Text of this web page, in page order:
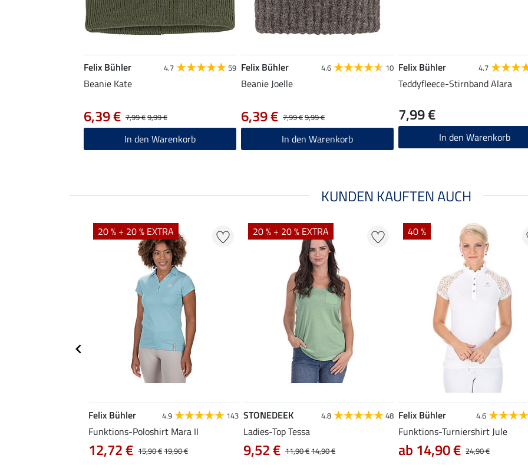
Felix Bühler 4.7 59
Beanie Kate
7,99 €9,99 €
6,39 €
In den Warenkorb
Felix Bühler 4.6 10
Beanie Joelle
7,99 €9,99 €
6,39 €
In den Warenkorb
Felix Bühler 4.7
Teddyfleece-Stirnband Alara
7,99 €
In den Warenkorb
KUNDEN KAUFTEN AUCH
20 % + 20 % EXTRA
Felix Bühler 4.9 143
Funktions-Poloshirt Mara II
15,90 €19,90 €
12,72 €
20 % + 20 % EXTRA
STONEDEEK 4.8 48
Ladies-Top Tessa
11,90 €14,90 €
9,52 €
40 %
Felix Bühler 4.6
Funktions-Turniershirt Jule
24,90 €
ab 14,90 €